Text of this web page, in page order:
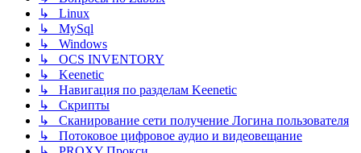
↳ Linux
↳ MySql
↳ Windows
↳ OCS INVENTORY
↳ Keenetic
↳ Навигация по разделам Keenetic
↳ Скрипты
↳ Сканирование сети получение Логина пользователя
↳ Потоковое цифровое аудио и видеовещание